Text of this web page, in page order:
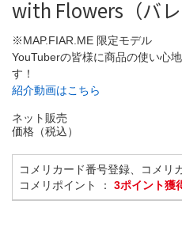
with Flowers（バ
※MAP.FIAR.ME 限定モデル
YouTuberの皆様に商品の使い心
す！
紹介動画はこちら
ネット販売
価格（税込）
コメリカード番号登録、コメリ
コメリポイント ： 3ポイント獲